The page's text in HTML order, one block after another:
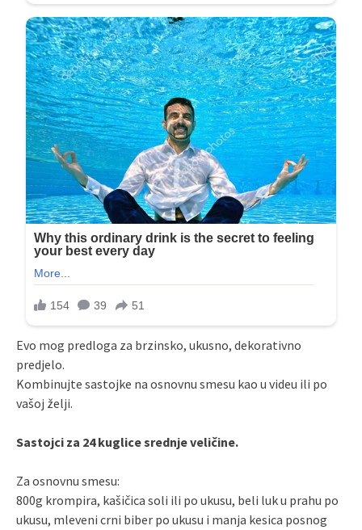
Evo mog predloga za brzinsko, ukusno, dekorativno
predjelo.
Kombinujte sastojke na osnovnu smesu kao u videu ili po
vašoj želji.
Sastojci za 24 kuglice srednje veličine.
Za osnovnu smesu:
800g krompira, kašičica soli ili po ukusu, beli luk u prahu po
ukusu, mleveni crni biber po ukusu i manja kesica posnog